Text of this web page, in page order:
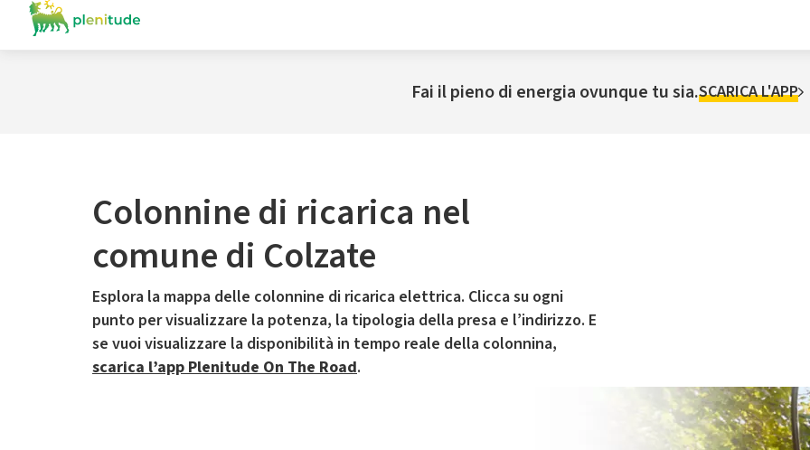
Fai il pieno di energia ovunque tu sia.SCARICA L'APP
Colonnine di ricarica nel
comune di Colzate
Esplora la mappa delle colonnine di ricarica elettrica. Clicca su ogni
punto per visualizzare la potenza, la tipologia della presa e l’indirizzo. E
se vuoi visualizzare la disponibilità in tempo reale della colonnina,
scarica l’app Plenitude On The Road.